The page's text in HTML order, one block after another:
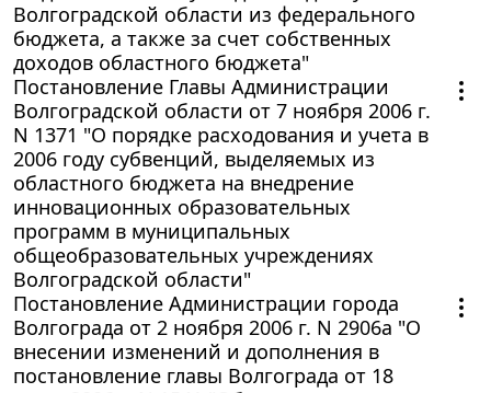
Волгоградской области из федерального
бюджета, а также за счет собственных
доходов областного бюджета"
Постановление Главы Администрации
Волгоградской области от 7 ноября 2006 г.
N 1371 "О порядке расходования и учета в
2006 году субвенций, выделяемых из
областного бюджета на внедрение
инновационных образовательных
программ в муниципальных
общеобразовательных учреждениях
Волгоградской области"
Постановление Администрации города
Волгограда от 2 ноября 2006 г. N 2906а "О
внесении изменений и дополнения в
постановление главы Волгограда от 18